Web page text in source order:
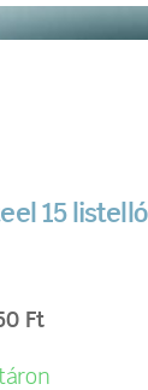
15 listelló
Ft